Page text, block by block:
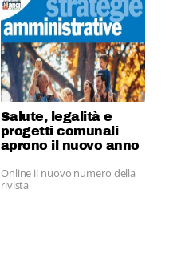
Salute, legalità e
progetti comunali
aprono il nuovo anno
di Strategie
Amministrative
Online il nuovo numero della
rivista